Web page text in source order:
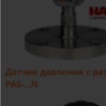
Датчик давления с
PAS-...N